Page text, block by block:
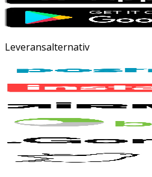
Leveransalternativ